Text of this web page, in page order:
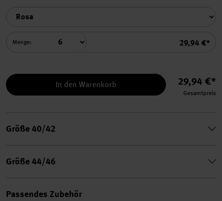
Summe
29,94 €*
Menge:
In den Warenkorb 29,94 €*
Gesamtpreis
Größe 40/42
Größe 44/46
Passendes Zubehör